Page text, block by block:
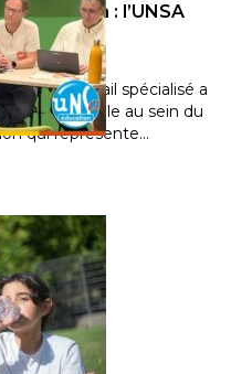
: l’UNSA
lignes
de travail spécialisé a
de l’Ecole au sein du
qui représente…